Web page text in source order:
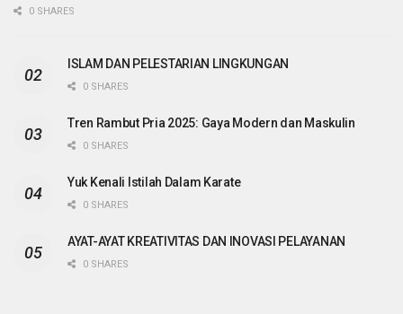
0 SHARES
ISLAM DAN PELESTARIAN LINGKUNGAN
0 SHARES
Tren Rambut Pria 2025: Gaya Modern dan Maskulin
0 SHARES
Yuk Kenali Istilah Dalam Karate
0 SHARES
AYAT-AYAT KREATIVITAS DAN INOVASI PELAYANAN
0 SHARES